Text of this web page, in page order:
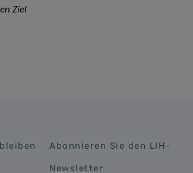
Ziel
Abonnieren Sie den LIH-
Newsletter